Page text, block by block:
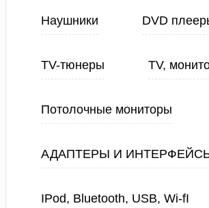
Наушники DVD
TV-тюнеры TV,
Потолочные мониторы
АДАПТЕРЫ И
IPod, Bluetooth, USB, Wi-fI